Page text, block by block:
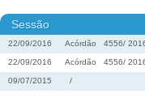
Sessão
22/09/2016 Acórdão 4556/
22/09/2016 Acórdão 4556/
09/07/2015 /